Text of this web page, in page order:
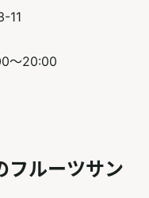
11
～20:00
フルーツサン